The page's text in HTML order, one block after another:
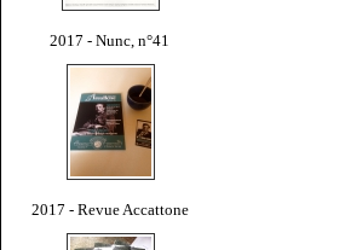
2017 - Nunc, n°41
2017 - Revue Accattone